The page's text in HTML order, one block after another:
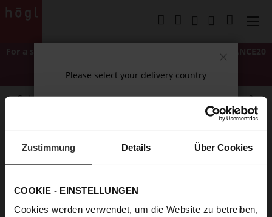
Zustimmung Details Über Cookies
COOKIE - EINSTELLUNGEN
Cookies werden verwendet, um die Website zu betreiben,
Skip
to
My Cart
For a short time only: Extra 20% off LASTCHANCE20
Cannot be combined with other discounts or promotions.
Subscribe to our newsletter and receive exclusive offers &
We will miss you!
can easily unsubscribe here. And if you change your
mind, we would be delighted to welcome you back.
Please select your delivery country